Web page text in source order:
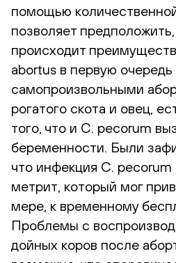
помощью
позволяет
происходит
abortus в первую очередь
самопроизвольными
рогатого скота и овец,
того, что и C. pecorum
беременности. Были
что инфекция C.
метрит, который мог
мере, к временному
Проблемы с
дойных коров после